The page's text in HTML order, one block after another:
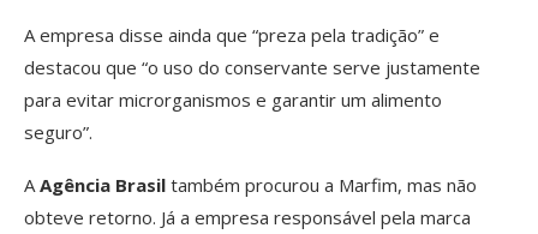
A empresa disse ainda que “preza pela tradição” e
destacou que “o uso do conservante serve justamente
para evitar microrganismos e garantir um alimento
seguro”.
A Agência Brasil também procurou a Marfim, mas não
obteve retorno. Já a empresa responsável pela marca